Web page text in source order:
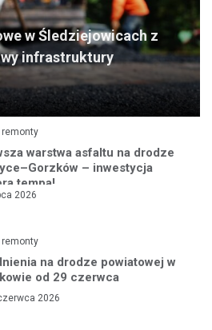
w Śledziejowicach z
infrastruktury
remonty
warstwa asfaltu na drodze
– inwestycja
tempa!
2026
remonty
na drodze powiatowej w
od 29 czerwca
2026